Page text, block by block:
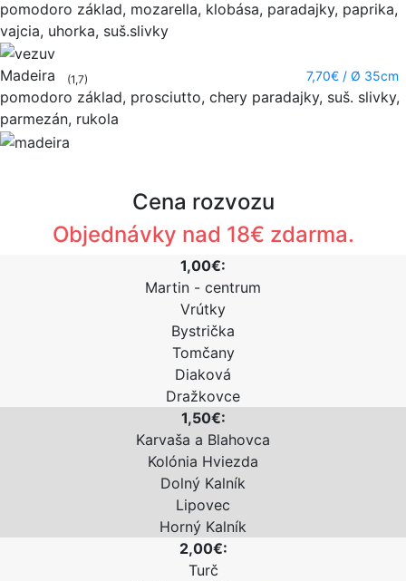
pomodoro základ, mozarella, klobása, paradajky, paprika,
vajcia, uhorka, suš.slivky
Madeira (1,7) 7,70€ / Ø 35cm
pomodoro základ, prosciutto, chery paradajky, suš. slivky,
parmezán, rukola
Cena rozvozu
Objednávky nad 18€ zdarma.
1,00€:
Martin - centrum
Vrútky
Bystrička
Tomčany
Diaková
Dražkovce
1,50€:
Karvaša a Blahovca
Kolónia Hviezda
Dolný Kalník
Lipovec
Horný Kalník
2,00€:
Turč